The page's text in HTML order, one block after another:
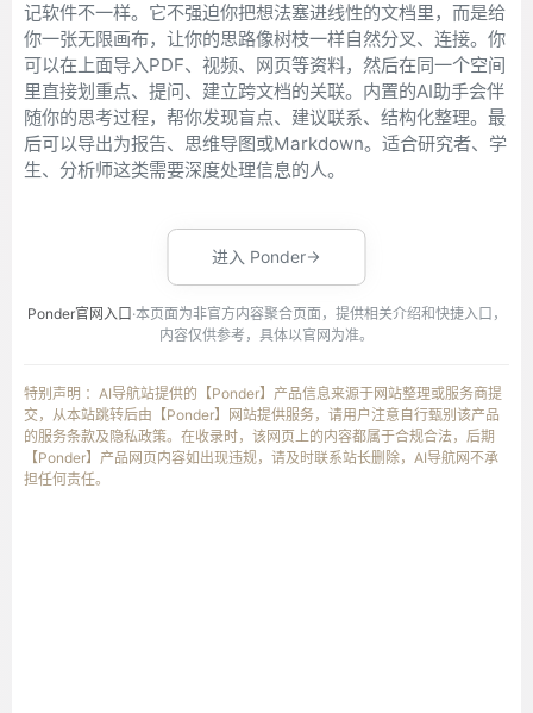
记软件不一样。它不强迫你把想法塞进线性的文档里，而是给
你一张无限画布，让你的思路像树枝一样自然分叉、连接。你
可以在上面导入PDF、视频、网页等资料，然后在同一个空间
里直接划重点、提问、建立跨文档的关联。内置的AI助手会伴
随你的思考过程，帮你发现盲点、建议联系、结构化整理。最
后可以导出为报告、思维导图或Markdown。适合研究者、学
生、分析师这类需要深度处理信息的人。
进入 Ponder
Ponder官网入口 ·本页面为非官方内容聚合页面，提供相关介绍和快捷入口，
内容仅供参考，具体以官网为准。
特别声明 ：AI导航站提供的【Ponder】产品信息来源于网站整理或服务商提
交，从本站跳转后由【Ponder】网站提供服务，请用户注意自行甄别该产品
的服务条款及隐私政策。在收录时，该网页上的内容都属于合规合法，后期
【Ponder】产品网页内容如出现违规，请及时联系站长删除，AI导航网不承
担任何责任。